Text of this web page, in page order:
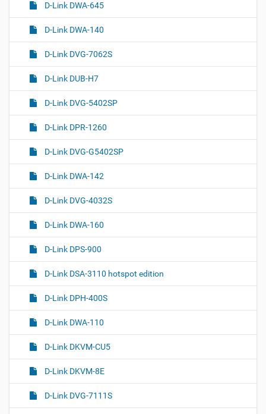
D-Link DWA-645
D-Link DWA-140
D-Link DVG-7062S
D-Link DUB-H7
D-Link DVG-5402SP
D-Link DPR-1260
D-Link DVG-G5402SP
D-Link DWA-142
D-Link DVG-4032S
D-Link DWA-160
D-Link DPS-900
D-Link DSA-3110 hotspot edition
D-Link DPH-400S
D-Link DWA-110
D-Link DKVM-CU5
D-Link DKVM-8E
D-Link DVG-7111S